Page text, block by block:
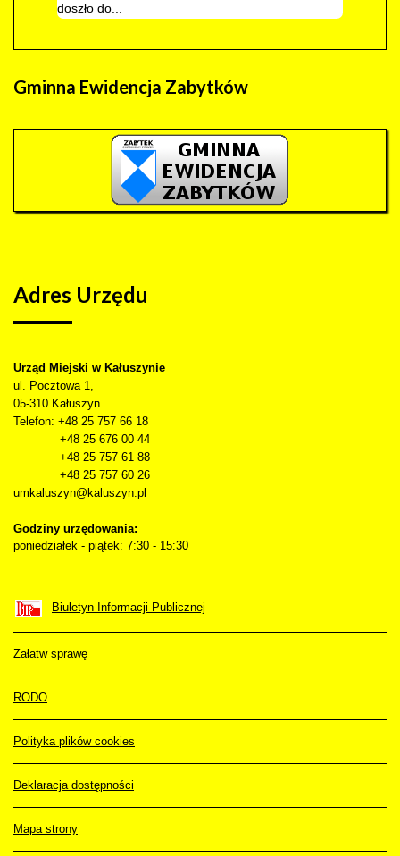
doszło do...
Gminna Ewidencja Zabytków
Adres Urzędu
Urząd Miejski w Kałuszynie
ul. Pocztowa 1,
05-310 Kałuszyn
Telefon: +48 25 757 66 18
+48 25 676 00 44
+48 25 757 61 88
+48 25 757 60 26
umkaluszyn@kaluszyn.pl
Godziny urzędowania:
poniedziałek - piątek: 7:30 - 15:30
Biuletyn Informacji Publicznej
Załatw sprawę
RODO
Polityka plików cookies
Deklaracja dostępności
Mapa strony